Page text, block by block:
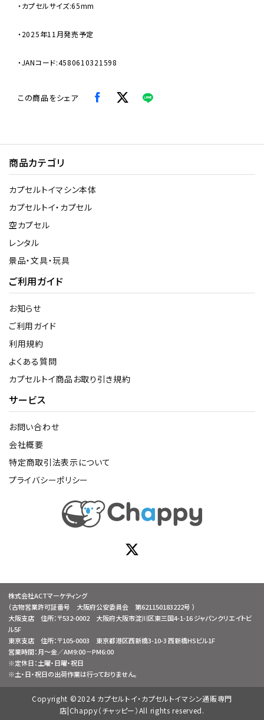
・カプセルサイズ:65mm
・2025年11月発売予定
・JANコード:4580610321598
この商品をシェア
商品カテゴリ
カプセルトイマシン本体
カプセルトイ・カプセル
空カプセル
レンタル
景品・文具・玩具
ご利用ガイド
お知らせ
ご利用ガイド
利用規約
よくある質問
カプセルトイ商品お取り引き規約
サービス
お問い合わせ
会社概要
特定商取引法表示について
プライバシーポリシー
株式会社ACTマーケティング
（古物営業許可証番号 大阪府公安委員会 第621150183222号 ）
大阪支店 住所：〒532-0002 大阪府大阪市淀川区東三国4-1-16 ジャパンクリエイトビ
ル5F
東京支店 住所：〒105-0003 東京都港区西新橋3-10-3 西新橋HSビル1F
営業時間：月～金／AM9:00－PM6:00
※定休日：土曜・日曜・祝日
※土・日・祝日の出荷作業は行っておりません。
Copyright ©2024 カプセルトイ・カプセルトイマシン通販専門
店|Chappy（チャッピー）All rights reserved.